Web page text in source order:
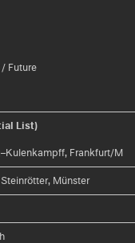
Future
List)
Frankfurt/M
Münster